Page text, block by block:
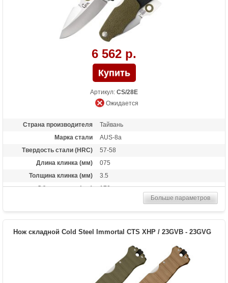
6 562 р.
Артикул: CS/28E
Ожидается
Страна производителя
Тайвань
Марка стали
AUS-8a
Твердость стали (HRC)
57-58
Длина клинка (мм)
075
Толщина клинка (мм)
3.5
Общая длина (мм)
170
Материал рукоятки
Термопластик GRN
состоянии
Tri-Ad Lock
Подпальцевое отверстие на клинке.
Осевой узел - шайбы из фосфористой
Больше параметров
Нож складной Cold Steel Immortal CTS XHP / 23GVB - 23GVG